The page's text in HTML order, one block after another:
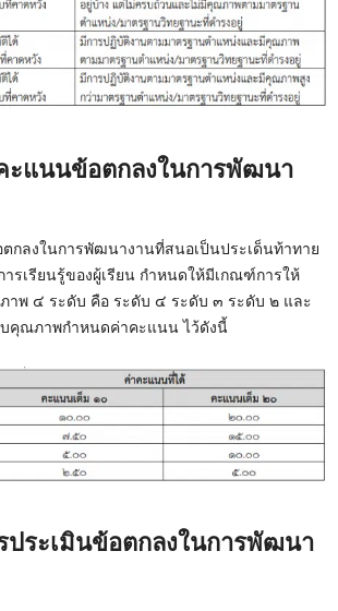
ะแนนข้อตกลงในการพัฒนา
กลงในการพัฒนางานที่สนอเป็นประเด็นท้าทาย
รเรียนรู้ของผู้เรียน กำหนดให้มีเกณฑ์การให้
พ ๔ ระดับ คือ ระดับ ๔ ระดับ ๓ ระดับ ๒ และ
คุณภาพกำหนดค่าคะแนน ไว้ดังนี้
ระเมินข้อตกลงในการพัฒนา